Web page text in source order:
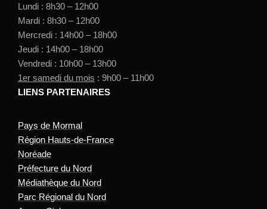
Lundi : 8h30 – 12h00
Mardi : 8h30 – 12h00
Mercredi : 14h00 – 18h00
Jeudi : 14h00 – 18h00
Vendredi : 10h00 – 13h00
1er samedi du mois : 9h00 – 11h00
LIENS PARTENAIRES
Pays de Mormal
Région Hauts-de-France
Noréade
Préfecture du Nord
Médiathèque du Nord
Parc Régional du Nord